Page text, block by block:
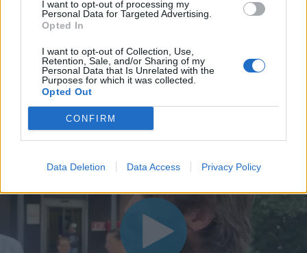
I want to opt-out of processing my
Personal Data for Targeted Advertising.
Opted In
I want to opt-out of Collection, Use,
Retention, Sale, and/or Sharing of my
Personal Data that Is Unrelated with the
Purposes for which it was collected.
Opted Out
CONFIRM
Data Deletion Data Access Privacy Policy